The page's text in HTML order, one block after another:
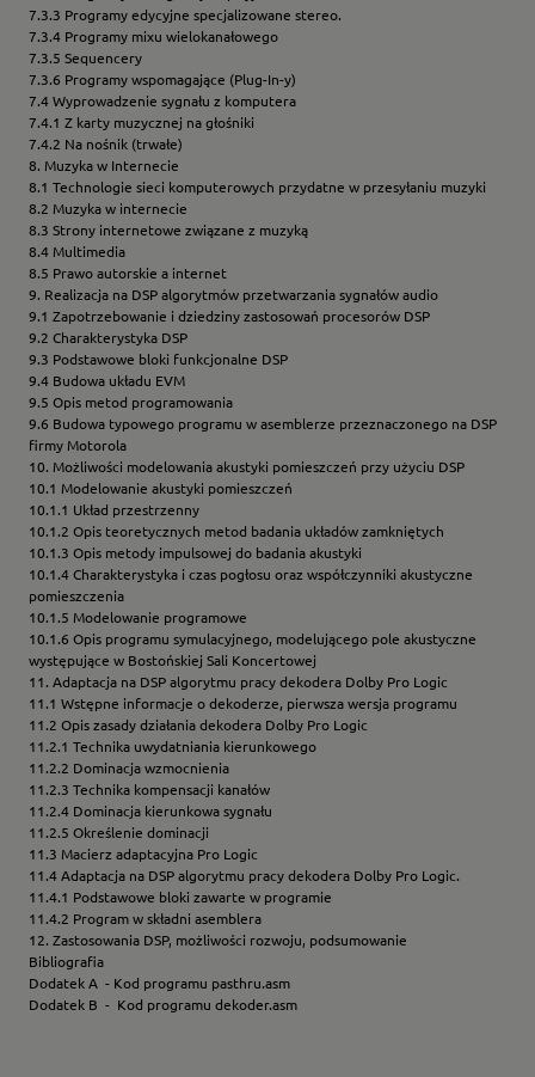
7.3.3 Programy edycyjne specjalizowane stereo.
7.3.4 Programy mixu wielokanałowego
7.3.5 Sequencery
7.3.6 Programy wspomagające (Plug-In-y)
7.4 Wyprowadzenie sygnału z komputera
7.4.1 Z karty muzycznej na głośniki
7.4.2 Na nośnik (trwałe)
8. Muzyka w Internecie
8.1 Technologie sieci komputerowych przydatne w przesyłaniu muzyki
8.2 Muzyka w internecie
8.3 Strony internetowe związane z muzyką
8.4 Multimedia
8.5 Prawo autorskie a internet
9. Realizacja na DSP algorytmów przetwarzania sygnałów audio
9.1 Zapotrzebowanie i dziedziny zastosowań procesorów DSP
9.2 Charakterystyka DSP
9.3 Podstawowe bloki funkcjonalne DSP
9.4 Budowa układu EVM
9.5 Opis metod programowania
9.6 Budowa typowego programu w asemblerze przeznaczonego na DSP
firmy Motorola
10. Możliwości modelowania akustyki pomieszczeń przy użyciu DSP
10.1 Modelowanie akustyki pomieszczeń
10.1.1 Układ przestrzenny
10.1.2 Opis teoretycznych metod badania układów zamkniętych
10.1.3 Opis metody impulsowej do badania akustyki
10.1.4 Charakterystyka i czas pogłosu oraz współczynniki akustyczne
pomieszczenia
10.1.5 Modelowanie programowe
10.1.6 Opis programu symulacyjnego, modelującego pole akustyczne
występujące w Bostońskiej Sali Koncertowej
11. Adaptacja na DSP algorytmu pracy dekodera Dolby Pro Logic
11.1 Wstępne informacje o dekoderze, pierwsza wersja programu
11.2 Opis zasady działania dekodera Dolby Pro Logic
11.2.1 Technika uwydatniania kierunkowego
11.2.2 Dominacja wzmocnienia
11.2.3 Technika kompensacji kanałów
11.2.4 Dominacja kierunkowa sygnału
11.2.5 Określenie dominacji
11.3 Macierz adaptacyjna Pro Logic
11.4 Adaptacja na DSP algorytmu pracy dekodera Dolby Pro Logic.
11.4.1 Podstawowe bloki zawarte w programie
11.4.2 Program w składni asemblera
12. Zastosowania DSP, możliwości rozwoju, podsumowanie
Bibliografia
Dodatek A - Kod programu pasthru.asm
Dodatek B - Kod programu dekoder.asm